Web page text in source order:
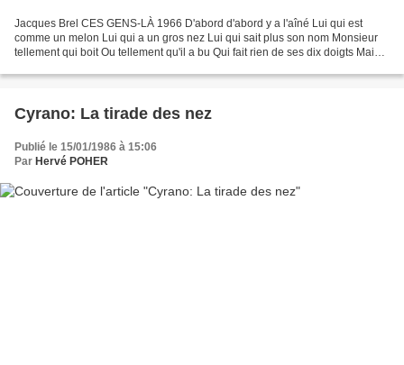
Jacques Brel CES GENS-LÀ 1966 D'abord d'abord y a l'aîné Lui qui est
comme un melon Lui qui a un gros nez Lui qui sait plus son nom Monsieur
tellement qui boit Ou tellement qu'il a bu Qui fait rien de ses dix doigts Mais
Cyrano: La tirade des nez
Publié le 15/01/1986 à 15:06
Par Hervé POHER